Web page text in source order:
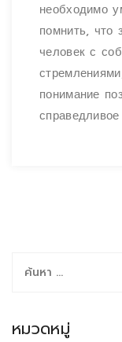
необходимо
помнить, что
человек с
понимание
หมวดหมู่